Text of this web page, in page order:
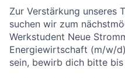
Zur Verstärkung unseres
suchen wir zum
Werkstudent Neue
Energiewirtschaft (m/w/
sein, bewirb dich bitte bis